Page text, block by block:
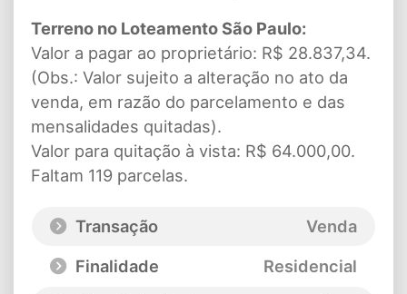
Terreno no Loteamento São Paulo:
Valor a pagar ao proprietário: R$ 28.837,34.
(Obs.: Valor sujeito a alteração no ato da
venda, em razão do parcelamento e das
mensalidades quitadas).
Valor para quitação à vista: R$ 64.000,00.
Faltam 119 parcelas.
Transação
Venda
Finalidade
Residencial